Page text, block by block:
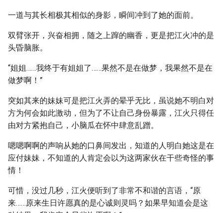
一道与其长相极其相似的身影，瞬间冲到了她的面前。
双臂张开，兴奋相拥，随之上蹿的幽香，更是把江火冲的是
头昏脑胀。
“姐姐……我终于有姐姐了……果然不是在做梦，我果然不是在
做梦啊！”
突如其来的妹妹可是把江火弄的晕乎无比，虽说她不明白对
方为何会如此激动，但为了不让自己身份暴露，江火只得任
由对方紧抱自己，小脑瓜在怀中肆意乱蹭。
嗯嗯啊啊的声响从她的口鼻间发出，知道的人明白她这是在
应付妹妹，不知道的人肯定会以为这两家伙在干些奇怪的事
情！
可惜，没过几秒，江火便听到了非常不和谐的言语，“原
来……原来生日许愿真的是心诚则灵吗？如果早知道会是这